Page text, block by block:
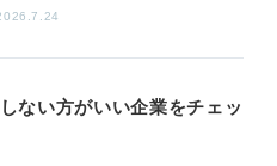
ない方がいい企業をチェッ